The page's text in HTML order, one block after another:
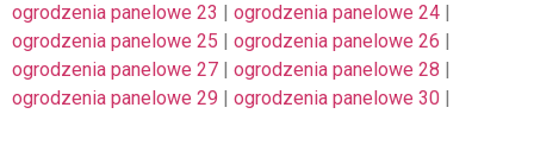
ogrodzenia panelowe 23 | ogrodzenia panelowe 24 |
ogrodzenia panelowe 25 | ogrodzenia panelowe 26 |
ogrodzenia panelowe 27 | ogrodzenia panelowe 28 |
ogrodzenia panelowe 29 | ogrodzenia panelowe 30 |